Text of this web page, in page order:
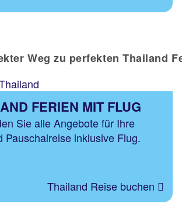
Weg zu perfekten Thailand
FERIEN MIT FLUG
Sie alle Angebote für Ihre
Pauschalreise inklusive Flug.
Thailand Reise buchen